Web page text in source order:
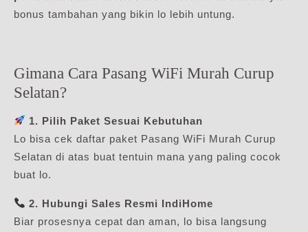
bonus tambahan yang bikin lo lebih untung.
Gimana Cara Pasang WiFi Murah Curup
Selatan?
1. Pilih Paket Sesuai Kebutuhan
Lo bisa cek daftar paket Pasang WiFi Murah Curup
Selatan di atas buat tentuin mana yang paling cocok
buat lo.
2. Hubungi Sales Resmi IndiHome
Biar prosesnya cepat dan aman, lo bisa langsung